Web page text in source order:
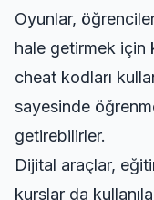
Oyunlar,
hale getirmek için
cheat kodları
sayesinde
getirebilirler.
Dijital araçlar,
kurslar da